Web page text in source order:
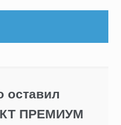
оставил
ПРЕМИУМ